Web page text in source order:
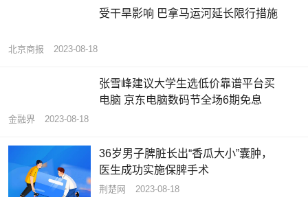
受干旱影响 巴拿马运河延长限行措施
北京商报 2023-08-18
张雪峰建议大学生选低价靠谱平台买
电脑 京东电脑数码节全场6期免息
金融界 2023-08-18
36岁男子脾脏长出“香瓜大小”囊肿，
医生成功实施保脾手术
荆楚网 2023-08-18